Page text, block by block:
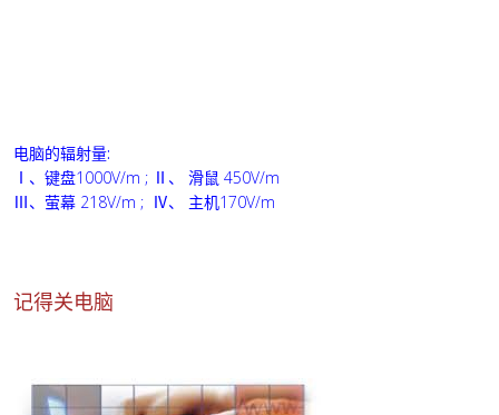
电脑的辐射量:
Ⅰ、键盘1000V/m ; Ⅱ、 滑鼠 450V/m
Ⅲ、萤幕 218V/m ; Ⅳ、 主机170V/m
记得关电脑